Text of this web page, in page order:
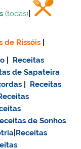
(todas)
de Rissóis
Receitas
de Sapateira
Receitas
de Sonhos
Receitas